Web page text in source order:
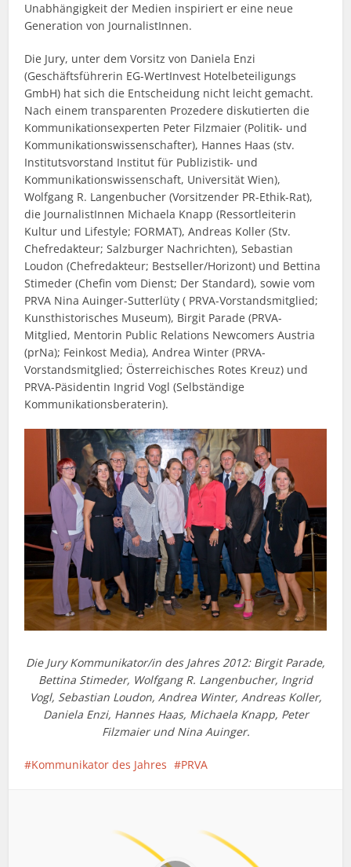
Unabhängigkeit der Medien inspiriert er eine neue
Generation von JournalistInnen.
Die Jury, unter dem Vorsitz von Daniela Enzi
(Geschäftsführerin EG-WertInvest Hotelbeteiligungs
GmbH) hat sich die Entscheidung nicht leicht gemacht.
Nach einem transparenten Prozedere diskutierten die
Kommunikationsexperten Peter Filzmaier (Politik- und
Kommunikationswissenschafter), Hannes Haas (stv.
Institutsvorstand Institut für Publizistik- und
Kommunikationswissenschaft, Universität Wien),
Wolfgang R. Langenbucher (Vorsitzender PR-Ethik-Rat),
die JournalistInnen Michaela Knapp (Ressortleiterin
Kultur und Lifestyle; FORMAT), Andreas Koller (Stv.
Chefredakteur; Salzburger Nachrichten), Sebastian
Loudon (Chefredakteur; Bestseller/Horizont) und Bettina
Stimeder (Chefin vom Dienst; Der Standard), sowie vom
PRVA Nina Auinger-Sutterlüty ( PRVA-Vorstandsmitglied;
Kunsthistorisches Museum), Birgit Parade (PRVA-
Mitglied, Mentorin Public Relations Newcomers Austria
(prNa); Feinkost Media), Andrea Winter (PRVA-
Vorstandsmitglied; Österreichisches Rotes Kreuz) und
PRVA-Päsidentin Ingrid Vogl (Selbständige
Kommunikationsberaterin).
Die Jury Kommunikator/in des Jahres 2012: Birgit Parade,
Bettina Stimeder, Wolfgang R. Langenbucher, Ingrid
Vogl, Sebastian Loudon, Andrea Winter, Andreas Koller,
Daniela Enzi, Hannes Haas, Michaela Knapp, Peter
Filzmaier und Nina Auinger.
Kommunikator des Jahres PRVA